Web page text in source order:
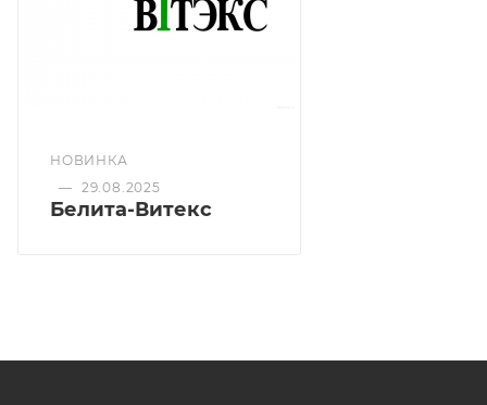
НОВИНКА
— 29.08.2025
Белита-Витекс